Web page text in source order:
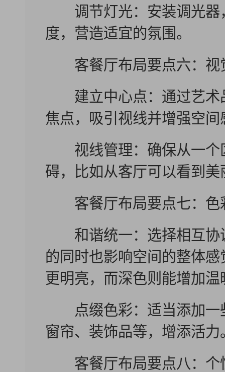
调节灯光：安装调光器
度，营造适宜的氛围。
客餐厅布局要点六：视
建立中心点：通过艺术
焦点，吸引视线并增强空间
视线管理：确保从一个
碍，比如从客厅可以看到
客餐厅布局要点七：色
和谐统一：选择相互协
的同时也影响空间的整体
更明亮，而深色则能增加
点缀色彩：适当添加一
窗帘、装饰品等，增添活力
客餐厅布局要点八：个